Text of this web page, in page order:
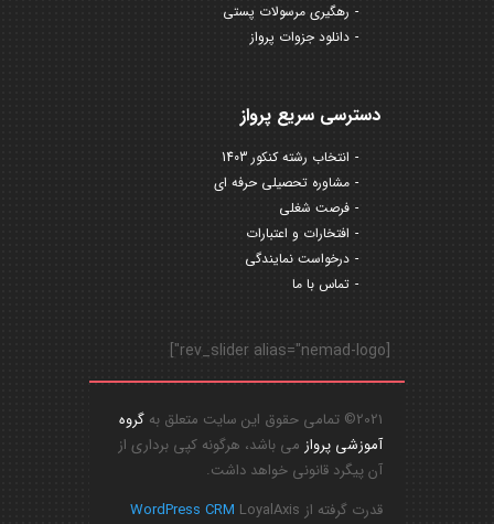
رهگیری مرسولات پستی
دانلود جزوات پرواز
دسترسی سریع پرواز
انتخاب رشته کنکور 1403
مشاوره تحصیلی حرفه ای
فرصت شغلی
افتخارات و اعتبارات
درخواست نمایندگی
تماس با ما
[rev_slider alias="nemad-logo"]
2021© تمامی حقوق این سایت متعلق به
گروه
آموزشی پرواز می باشد، هرگونه کپی برداری از
آن پیگرد قانونی خواهد داشت.
قدرت گرفته از
WordPress CRM LoyalAxis